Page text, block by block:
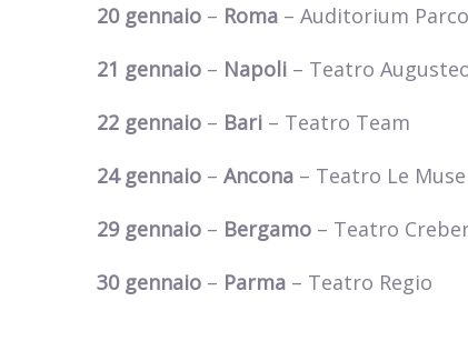
20 gennaio – Roma – Auditorium
21 gennaio – Napoli – Teatro
22 gennaio – Bari – Teatro Team
24 gennaio – Ancona – Teatro Le Muse
29 gennaio – Bergamo – Teatro
30 gennaio – Parma – Teatro Regio